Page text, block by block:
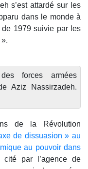
s’est attardé sur les
dans le monde à
1979 suivie par les
forces armées
Aziz Nassirzadeh.
de la Révolution
de dissuasion » au
au pouvoir dans
par l’agence de